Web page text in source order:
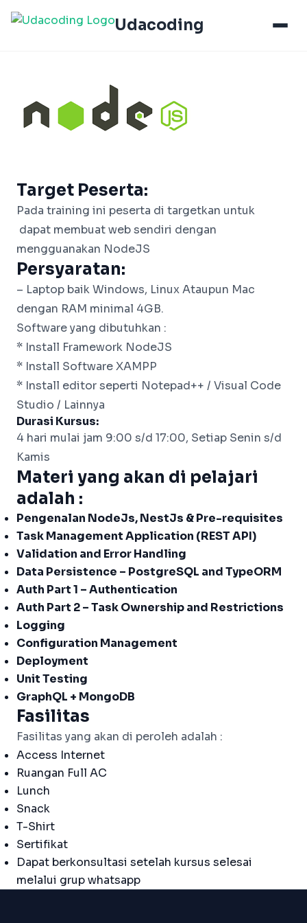
Udacoding
Target Peserta:
Pada training ini peserta di targetkan untuk
dapat membuat web sendiri dengan
mengguanakan NodeJS
Persyaratan:
– Laptop baik Windows, Linux Ataupun Mac
dengan RAM minimal 4GB.
Software yang dibutuhkan :
* Install Framework NodeJS
* Install Software XAMPP
* Install editor seperti Notepad++ / Visual Code
Studio / Lainnya
Durasi Kursus:
4 hari mulai jam 9:00 s/d 17:00, Setiap Senin s/d
Kamis
Materi yang akan di pelajari
adalah :
Pengenalan NodeJs, NestJs & Pre-requisites
Task Management Application (REST API)
Validation and Error Handling
Data Persistence – PostgreSQL and TypeORM
Auth Part 1 – Authentication
Auth Part 2 – Task Ownership and Restrictions
Logging
Configuration Management
Deployment
Unit Testing
GraphQL + MongoDB
Fasilitas
Fasilitas yang akan di peroleh adalah :
Access Internet
Ruangan Full AC
Lunch
Snack
T-Shirt
Sertifikat
Dapat berkonsultasi setelah kursus selesai
melalui grup whatsapp